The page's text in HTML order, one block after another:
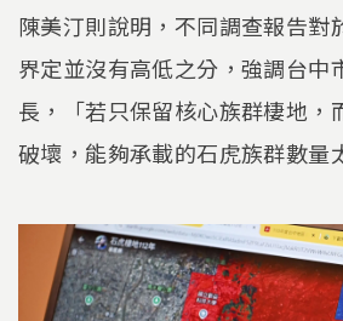
陳美汀則說明，不同調查報告對
界定並沒有高低之分，強調台中
長，「若只保留核心族群棲地，
破壞，能夠承載的石虎族群數量